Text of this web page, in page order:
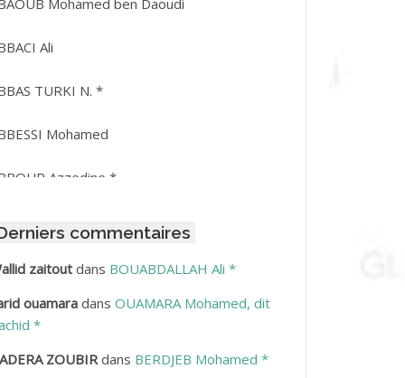
Ali
TURKI N. *
Mohamed
Azzedine *
Amar
Hamid
Mohamed
Lakhdar
commentaires
zaitoutdans BOUABDALLAH Ali *
ouamaradans OUAMARA Mohamed, dit
*
ZOUBIRdans BERDJEB Mohamed *